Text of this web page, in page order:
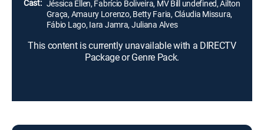
Cast: Jéssica Ellen, Fabrício Boliveira, MV Bill undefined, Ailton
Graça, Amaury Lorenzo, Betty Faria, Cláudia Missura,
Fábio Lago, Iara Jamra, Juliana Alves
This content is currently unavailable with a DIRECTV
Package or Genre Pack.